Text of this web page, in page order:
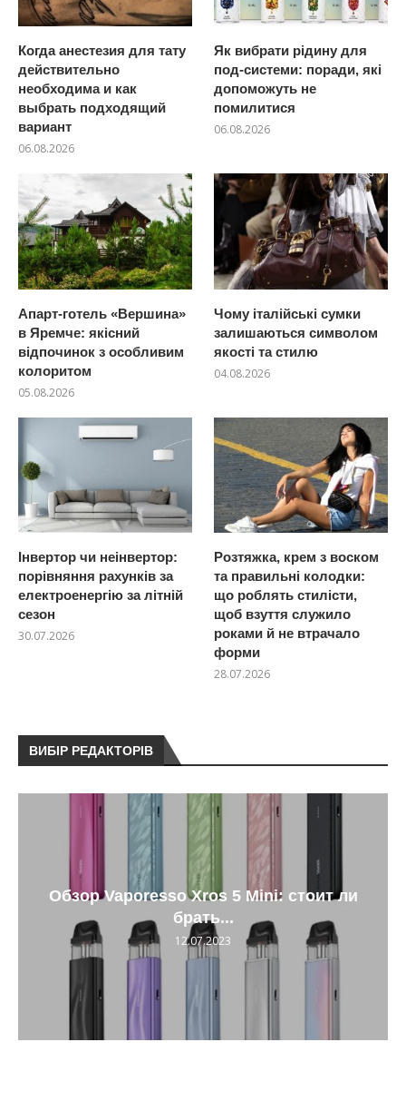
Когда анестезия для тату
действительно
необходима и как
выбрать подходящий
вариант
06.08.2026
Як вибрати рідину для
под-системи: поради, які
допоможуть не
помилитися
06.08.2026
Апарт-готель «Вершина»
в Яремче: якісний
відпочинок з особливим
колоритом
05.08.2026
Чому італійські сумки
залишаються символом
якості та стилю
04.08.2026
Інвертор чи неінвертор:
порівняння рахунків за
електроенергію за літній
сезон
30.07.2026
Розтяжка, крем з воском
та правильні колодки:
що роблять стилісти,
щоб взуття служило
роками й не втрачало
форми
28.07.2026
ВИБІР РЕДАКТОРІВ
Обзор Vaporesso Xros 5 Mini: стоит ли
брать...
12.07.2023